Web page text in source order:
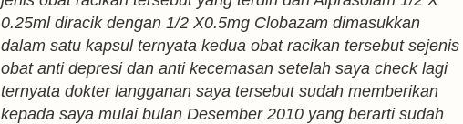
0.25ml diracik dengan 1/2 X0.5mg Clobazam dimasukkan
dalam satu kapsul ternyata kedua obat racikan tersebut sejenis
obat anti depresi dan anti kecemasan setelah saya check lagi
ternyata dokter langganan saya tersebut sudah memberikan
kepada saya mulai bulan Desember 2010 yang berarti sudah